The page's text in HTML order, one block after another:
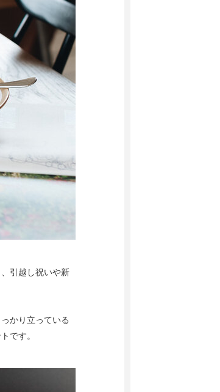
引越し祝いや新
かり立っている
です。